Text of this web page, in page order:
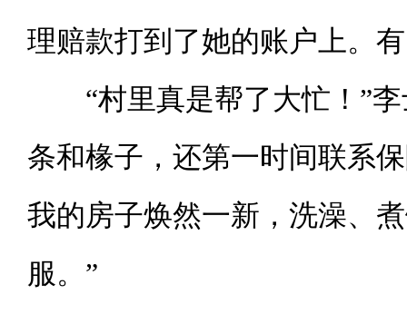
理赔款打到了她的账户上。
“村里真是帮了大忙！”
条和椽子，还第一时间联系
我的房子焕然一新，洗澡、
服。”